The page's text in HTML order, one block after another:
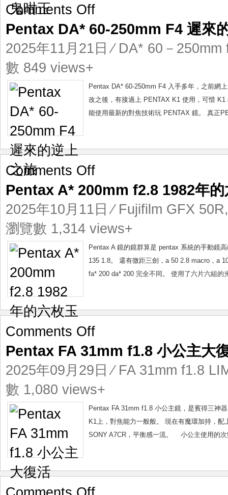
Comments Offon
DA*
250mm
來
的
上
Pentax DA* 60-250mm F4 遲來
2025年11月21日 ⁄ DA* 60－250mm
數 849 views+
Pentax DA* 60-250mm F4 入手多年，之前網
改之後，有接過上 PENTAX K1 使用，可惜
能使用最新的對焦技術玩 PENTAX 鏡。 真正
Comments Offon
A*
f2.8
1982
年
的
玉
Pentax A* 200mm f2.8 1982年的
2025年10月11日 ⁄ Fujifilm GFX 50R
瀏覽數 1,314 views+
Pentax A 鏡的鏡群算是 pentax 系統的手動鏡
135 1.8。 還有微距三劍，a 50 2.8 macro，a
fa* 200 da* 200 完全不同。 使用了六片六組的
Comments Offon
FA
f1.8
公
主
大
活
Pentax FA 31mm f1.8 小公主大
2025年09月29日 ⁄ FA 31mm f1.8
數 1,080 views+
Pentax FA 31mm f1.8 小公主鏡，是賓得三神
K1上，對焦能力一般般。 現在有魔環加持，
SONY A7CR，平衡感一流。 小公主使用的
on